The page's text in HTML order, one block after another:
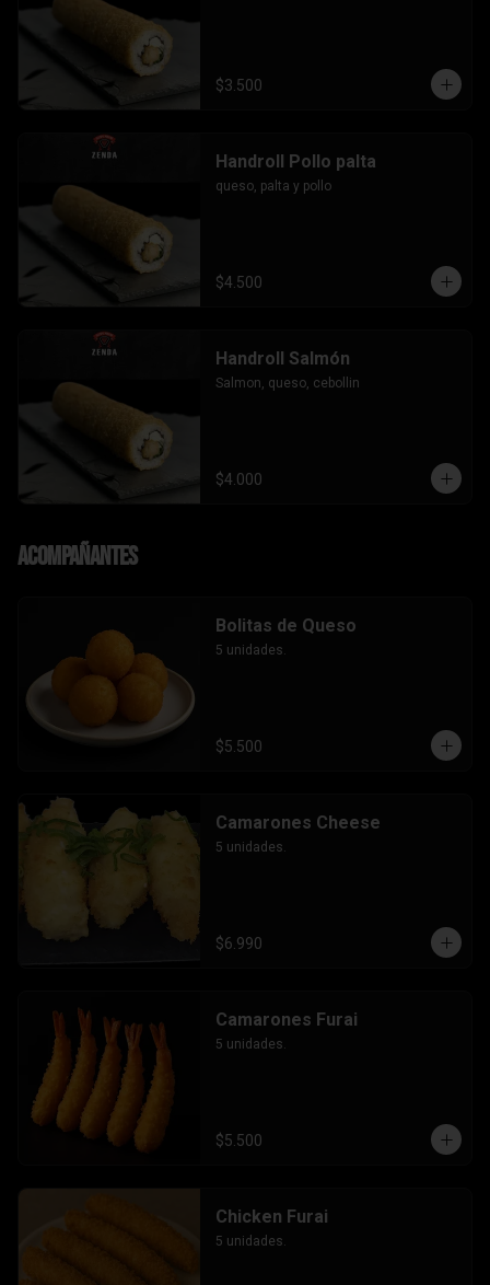
$3.500
Handroll Pollo palta
queso, palta y pollo
$4.500
Handroll Salmón
Salmon, queso, cebollin
$4.000
Acompañantes
Bolitas de Queso
5 unidades.
$5.500
Camarones Cheese
5 unidades.
$6.990
Camarones Furai
5 unidades.
$5.500
Chicken Furai
5 unidades.